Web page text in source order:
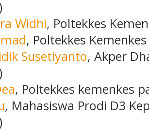
Widhi, Poltekkes
, Poltekkes
Susetiyanto, Akper
, Poltekkes kemenkes
, Mahasiswa Prodi D3